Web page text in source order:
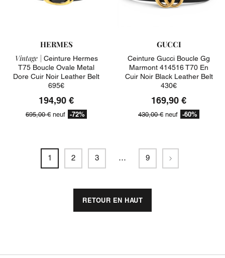
HERMES
Vintage | Ceinture Hermes
T75 Boucle Ovale Metal
Dore Cuir Noir Leather Belt
695€
194,90 €
695,00 € neuf -72%
GUCCI
Ceinture Gucci Boucle Gg
Marmont 414516 T70 En
Cuir Noir Black Leather Belt
430€
169,90 €
430,00 € neuf -60%
1 2 3 … 9 Suivant
RETOUR EN HAUT